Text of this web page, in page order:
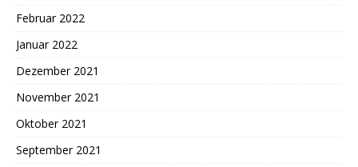
Februar 2022
Januar 2022
Dezember 2021
November 2021
Oktober 2021
September 2021